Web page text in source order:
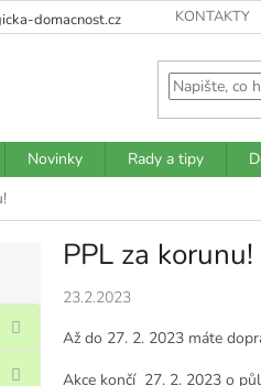
domacnost.cz KONTAKTY
Novinky Rady a tipy
PPL za korunu!
23.2.2023
Až do 27. 2. 2023 máte
Akce končí 27. 2. 2023 o